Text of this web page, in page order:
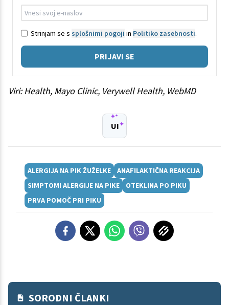
Strinjam se s splošnimi pogoji in Politiko zasebnosti.
PRIJAVI SE
Viri: Health, Mayo Clinic, Verywell Health, WebMD
UI
ALERGIJA NA PIK ŽUŽELKE
ANAFILAKTIČNA REAKCIJA
SIMPTOMI ALERGIJE NA PIKE
OTEKLINA PO PIKU
PRVA POMOČ PRI PIKU
SORODNI ČLANKI